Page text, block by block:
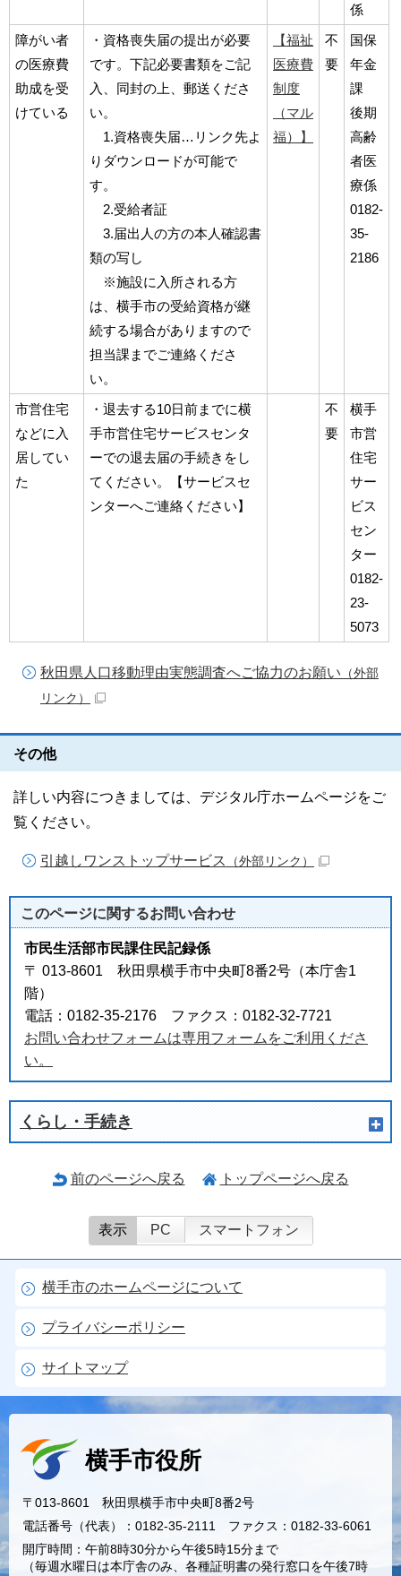
係
障がい者
の医療費
助成を受
けている
・資格喪失届の提出が必要
です。下記必要書類をご記
入、同封の上、郵送くださ
い。
1.資格喪失届…リンク先よ
りダウンロードが可能で
す。
2.受給者証
3.届出人の方の本人確認書
類の写し
※施設に入所される方
は、横手市の受給資格が継
続する場合がありますので
担当課までご連絡くださ
い。
【福祉
医療費
制度
（マル
福）】
不
要
国保
年金
課
後期
高齢
者医
療係
0182-
35-
2186
市営住宅
などに入
居してい
た
・退去する10日前までに横
手市営住宅サービスセンタ
ーでの退去届の手続きをし
てください。【サービスセ
ンターへご連絡ください】
不
要
横手
市営
住宅
サー
ビス
セン
ター
0182-
23-
5073
秋田県人口移動理由実態調査へご協力のお願い （外部
リンク）
その他
詳しい内容につきましては、デジタル庁ホームページをご
覧ください。
引越しワンストップサービス （外部リンク）
このページに関するお問い合わせ
市民生活部市民課住民記録係
〒 013-8601 秋田県横手市中央町8番2号（本庁舎1
階）
電話：0182-35-2176 ファクス：0182-32-7721
お問い合わせフォームは専用フォームをご利用くださ
い。
くらし・手続き
前のページへ戻る トップページへ戻る
表示 PC スマートフォン
横手市のホームページについて
プライバシーポリシー
サイトマップ
横手市役所
〒013-8601 秋田県横手市中央町8番2号
電話番号（代表）：0182-35-2111 ファクス：0182-33-6061
開庁時間：午前8時30分から午後5時15分まで
（毎週水曜日は本庁舎のみ、各種証明書の発行窓口を午後7時